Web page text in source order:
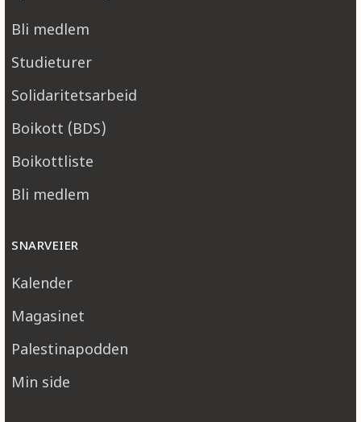
Bli medlem
Studieturer
Solidaritetsarbeid
Boikott (BDS)
Boikottliste
Bli medlem
SNARVEIER
Kalender
Magasinet
Palestinapodden
Min side